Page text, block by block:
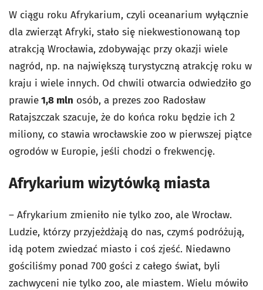
W ciągu roku Afrykarium, czyli oceanarium wyłącznie
dla zwierząt Afryki, stało się niekwestionowaną top
atrakcją Wrocławia, zdobywając przy okazji wiele
nagród, np. na największą turystyczną atrakcję roku w
kraju i wiele innych. Od chwili otwarcia odwiedziło go
prawie1,8 mln osób, a prezes zoo Radosław
Ratajszczak szacuje, że do końca roku będzie ich 2
miliony, co stawia wrocławskie zoo w pierwszej piątce
ogrodów w Europie, jeśli chodzi o frekwencję.
Afrykarium wizytówką miasta
– Afrykarium zmieniło nie tylko zoo, ale Wrocław.
Ludzie, którzy przyjeżdżają do nas, czymś podróżują,
idą potem zwiedzać miasto i coś zjeść. Niedawno
gościliśmy ponad 700 gości z całego świat, byli
zachwyceni nie tylko zoo, ale miastem. Wielu mówiło